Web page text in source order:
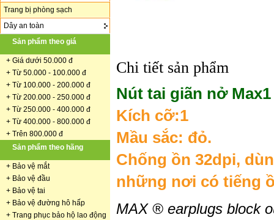
Trang bị phòng sạch
Dây an toàn
Sản phẩm theo giá
+ Giá dưới 50.000 đ
+ Từ 50.000 - 100.000 đ
+ Từ 100.000 - 200.000 đ
+ Từ 200.000 - 250.000 đ
+ Từ 250.000 - 400.000 đ
+ Từ 400.000 - 800.000 đ
+ Trên 800.000 đ
Sản phẩm theo hãng
+ Bảo vệ mắt
+ Bảo vệ đầu
+ Bảo vệ tai
+ Bảo vệ đường hô hấp
+ Trang phục bảo hộ lao động
Chi tiết sản phẩm
Nút tai giãn nở
Kích cỡ:1
Mầu sắc: đỏ.
Chống ồn 32dpi,
những nơi có tiếng
MAX ® earplugs block